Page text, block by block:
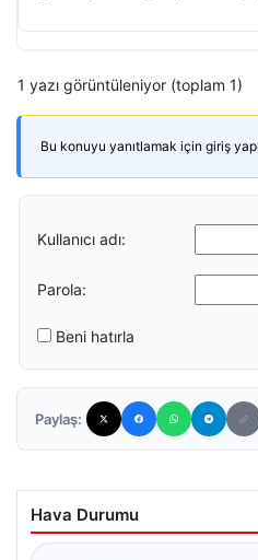
1 yazı görüntüleniyor (toplam 1)
Bu konuyu yanıtlamak için giriş
Kullanıcı adı:
Parola:
Beni hatırla
Paylaş:
Hava Durumu